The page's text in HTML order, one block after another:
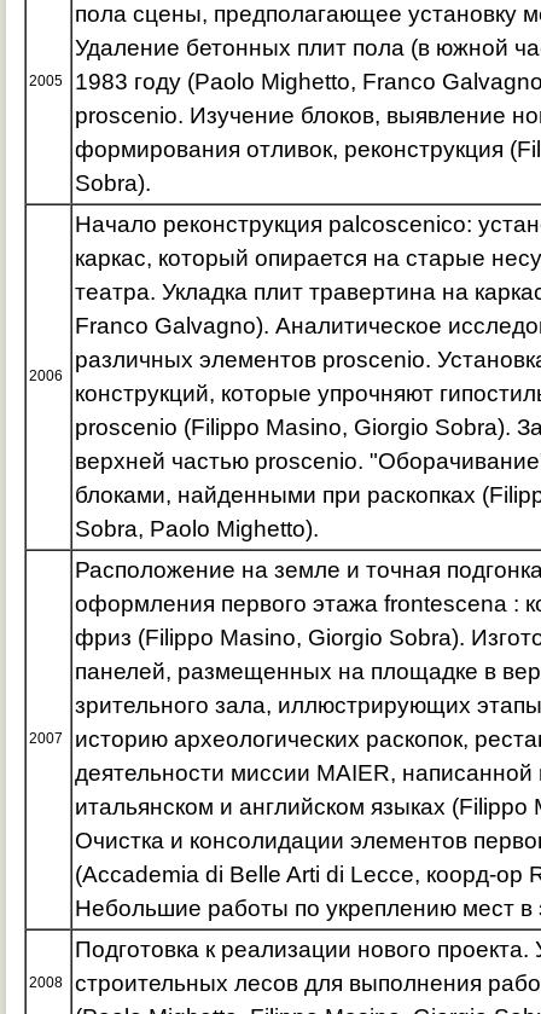
2005
пола сцены, предполагающее установку
Удаление бетонных плит пола (в южной
1983 году (Paolo Mighetto, Franco
proscenio. Изучение блоков, выявление
формирования отливок, реконструкция
Sobra).
2006
Начало реконструкция palcoscenico:
каркас, который опирается на старые
театра. Укладка плит травертина на
Franco Galvagno). Аналитическое
различных элементов proscenio.
конструкций, которые упрочняют
proscenio (Filippo Masino, Giorgio Sobra).
верхней частью proscenio.
блоками, найденными при раскопках
Sobra, Paolo Mighetto).
2007
Расположение на земле и точная
оформления первого этажа frontescena :
фриз (Filippo Masino, Giorgio Sobra).
панелей, размещенных на площадке в
зрительного зала, иллюстрирующих
историю археологических раскопок,
деятельности миссии MAIER, написанной
итальянском и английском языках
Очистка и консолидации элементов
(Accademia di Belle Arti di Lecce, коорд-ор
Небольшие работы по укреплению мест в
2008
Подготовка к реализации нового проекта.
строительных лесов для выполнения